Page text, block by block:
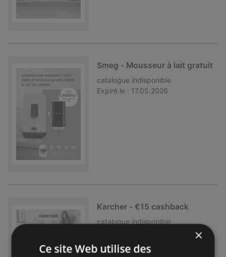
Smeg - Mousseur à lait gratuit
catalogue indisponible
Expiré le : 17.05.2026
Karcher - €15 cashback
catalogue indisponible
×
Ce site Web utilise des